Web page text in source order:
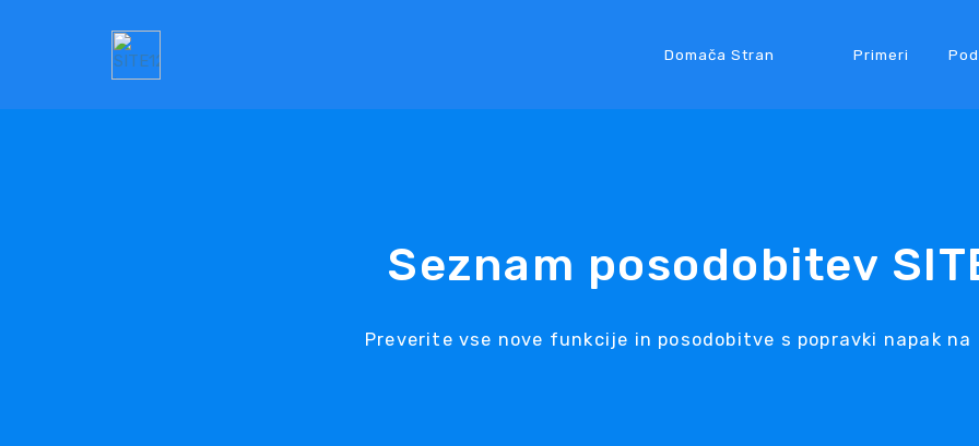
Domača Stran Primeri
Seznam posodobitev
Preverite vse nove funkcije in posodobitve s popravki napak na